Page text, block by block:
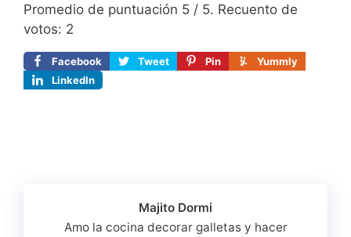
Promedio de puntuación 5 / 5. Recuento de
votos: 2
Facebook Tweet Pin
Yummly
LinkedIn
Majito Dormi
Amo la cocina decorar galletas y hacer